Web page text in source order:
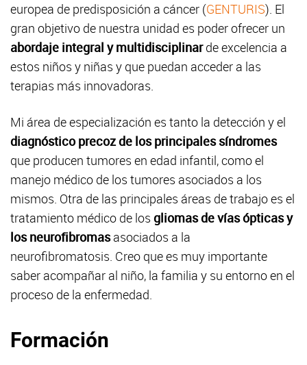
europea de predisposición a cáncer (GENTURIS). El
gran objetivo de nuestra unidad es poder ofrecer un
abordaje integral y multidisciplinarde excelencia a
estos niños y niñas y que puedan acceder a las
terapias más innovadoras.
Mi área de especialización es tanto la detección y el
diagnóstico precoz de los principales síndromes
que producen tumores en edad infantil, como el
manejo médico de los tumores asociados a los
mismos. Otra de las principales áreas de trabajo es el
tratamiento médico de los gliomas de vías ópticas y
los neurofibromasasociados a la
neurofibromatosis. Creo que es muy importante
saber acompañar al niño, la familia y su entorno en el
proceso de la enfermedad.
Formación